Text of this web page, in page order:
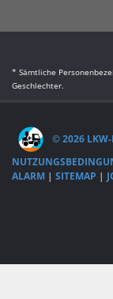
* Sämtliche
Geschlechter.
© 2026 LKW-
ALARM | SITEMAP |